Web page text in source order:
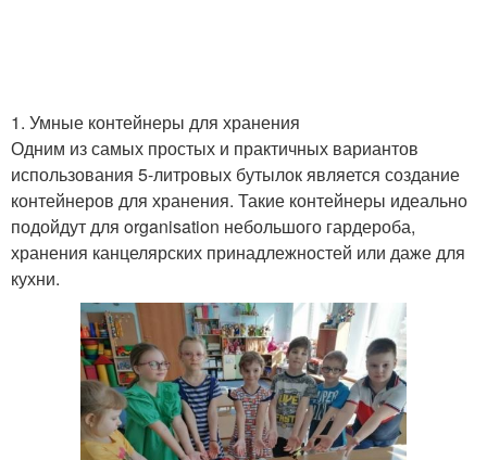
1. Умные контейнеры для хранения
Одним из самых простых и практичных вариантов
использования 5-литровых бутылок является создание
контейнеров для хранения. Такие контейнеры идеально
подойдут для organisation небольшого гардероба,
хранения канцелярских принадлежностей или даже для
кухни.